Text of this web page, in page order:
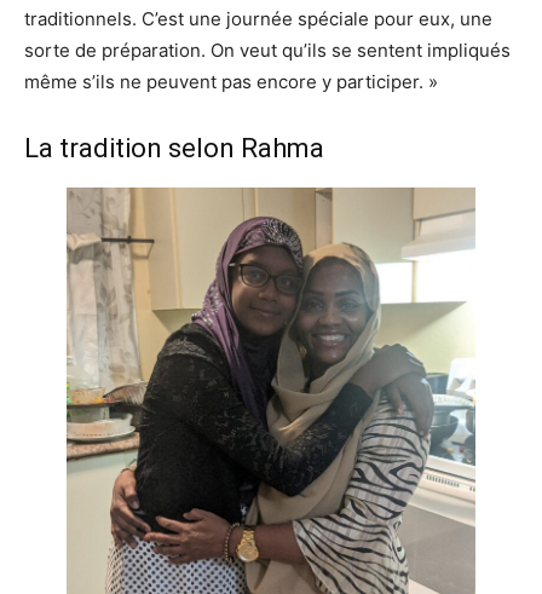
traditionnels. C’est une journée spéciale pour eux, une
sorte de préparation. On veut qu’ils se sentent impliqués
même s’ils ne peuvent pas encore y participer. »
La tradition selon Rahma